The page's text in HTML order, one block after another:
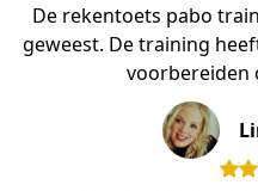
De rekentoets pabo
geweest. De training
voorbereiden